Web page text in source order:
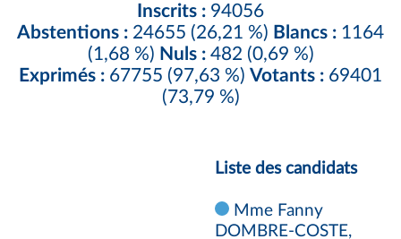
Inscrits : 94056
Abstentions : 24655 (26,21 %) Blancs : 1164
(1,68 %) Nuls :482 (0,69 %)
Exprimés : 67755 (97,63 %) Votants : 69401
(73,79 %)
Liste des candidats
Mme Fanny
DOMBRE-COSTE,